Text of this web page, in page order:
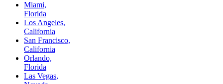
Miami,
Florida
Los Angeles,
California
San Francisco,
California
Orlando,
Florida
Las Vegas,